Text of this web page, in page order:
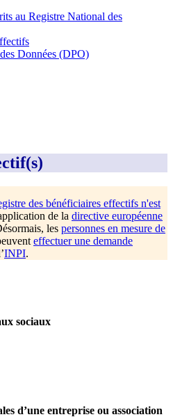
au Registre National des
Données (DPO)
des bénéficiaires effectifs n'est
de la directive européenne
les personnes en mesure de
effectuer une demande
INPI.
sociaux
d’une entreprise ou association